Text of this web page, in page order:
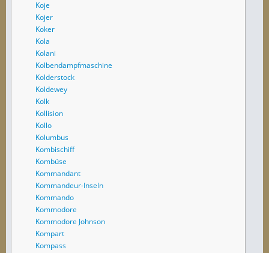
Koje
Kojer
Koker
Kola
Kolani
Kolbendampfmaschine
Kolderstock
Koldewey
Kolk
Kollision
Kollo
Kolumbus
Kombischiff
Kombüse
Kommandant
Kommandeur-Inseln
Kommando
Kommodore
Kommodore Johnson
Kompart
Kompass